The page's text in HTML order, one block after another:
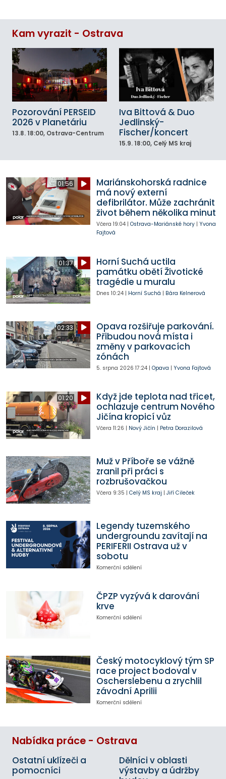
Kam vyrazit - Ostrava
Pozorování PERSEID
2026 v Planetáriu
13.8. 18:00, Ostrava-Centrum
Iva Bittová & Duo
Jedlinský-
Fischer/koncert
15.9. 18:00, Celý MS kraj
01:56
Mariánskohorská radnice
má nový externí
defibrilátor. Může zachránit
život během několika minut
Včera 19:04| Ostrava-Mariánské hory| Yvona
Fajtová
01:37
Horní Suchá uctila
památku obětí Životické
tragédie u muralu
Dnes 10:24| Horní Suchá | Bára Kelnerová
02:33
Opava rozšiřuje parkování.
Přibudou nová místa i
změny v parkovacích
zónách
5. srpna 2026 17:24| Opava | Yvona Fajtová
01:20
Když jde teplota nad třicet,
ochlazuje centrum Nového
Jičína kropicí vůz
Včera 11:26 | Nový Jičín | Petra Dorazilová
Muž v Příboře se vážně
zranil při práci s
rozbrušovačkou
Včera 9:35 | Celý MS kraj | Jiří Cileček
Legendy tuzemského
undergroundu zavítají na
PERIFERII Ostrava už v
sobotu
Komerční sdělení
ČPZP vyzývá k darování
krve
Komerční sdělení
Český motocyklový tým SP
race project bodoval v
Oscherslebenu a zrychlil
závodní Aprilii
Komerční sdělení
Nabídka práce - Ostrava
Ostatní uklízeči a
pomocníci
Dělníci v oblasti
výstavby a údržby